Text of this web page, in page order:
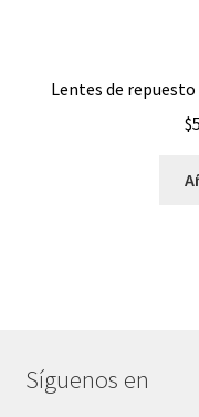
Lentes de
$
Síguenos en